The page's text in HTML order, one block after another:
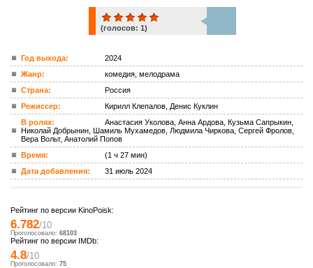
ком.
(голосов: 1)
Год выхода:
2024
Жанр:
комедия, мелодрама
Страна:
Россия
Режиссер:
Кирилл Клепалов, Денис Куклин
В ролях:
Анастасия Уколова, Анна Ардова, Кузьма Сапрыкин,
Николай Добрынин, Шамиль Мухамедов, Людмила Чиркова, Сергей Фролов,
Вера Вольт, Анатолий Попов
Время:
(1 ч 27 мин)
Дата добавления:
31 июль 2024
Рейтинг по версии KinoPoisk:
6.782/10
Проголосовало: 68103
Рейтинг по версии IMDb:
4.8/10
Проголосовало: 75